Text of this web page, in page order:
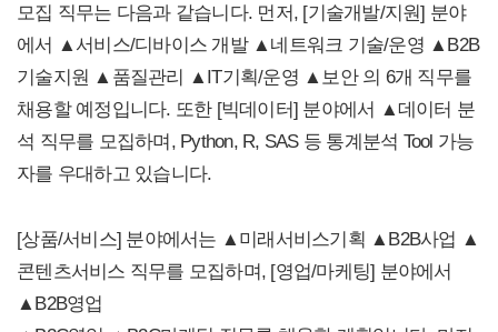
모집 직무는 다음과 같습니다. 먼저, [기술개발/지원] 분야
에서 ▲서비스/디바이스 개발 ▲네트워크 기술/운영 ▲B2B
기술지원 ▲품질관리 ▲IT기획/운영 ▲보안 의 6개 직무를
채용할 예정입니다. 또한 [빅데이터] 분야에서 ▲데이터 분
석 직무를 모집하며, Python, R, SAS 등 통계분석 Tool 가능
자를 우대하고 있습니다.
[상품/서비스] 분야에서는 ▲미래서비스기획 ▲B2B사업 ▲
콘텐츠서비스 직무를 모집하며, [영업/마케팅] 분야에서
▲B2B영업